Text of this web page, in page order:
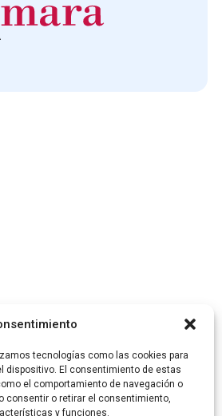
tecnologías como las cookies para
dispositivo. El consentimiento de estas
el comportamiento de navegación o
consentir o retirar el consentimiento,
y funciones.